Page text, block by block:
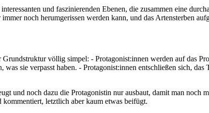
und faszinierenden Ebenen, die zusammen eine
noch herumgerissen werden kann, und das Artensterben
völlig simpel: - Protagonist:innen werden auf das
sie verpasst haben. - Protagonist:innen entschließen sich,
und noch dazu die Protagonistin nur ausbaut, damit man noch
letztlich aber kaum etwas beifügt.